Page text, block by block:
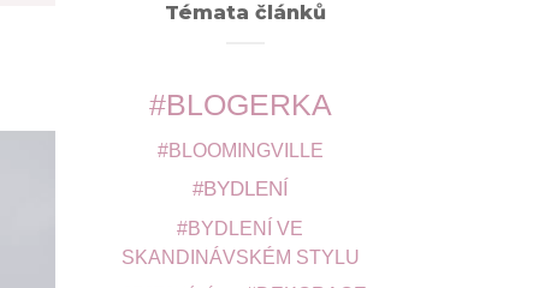
Témata článků
BLOGERKA
BLOOMINGVILLE
BYDLENÍ
BYDLENÍ VE
SKANDINÁVSKÉM STYLU